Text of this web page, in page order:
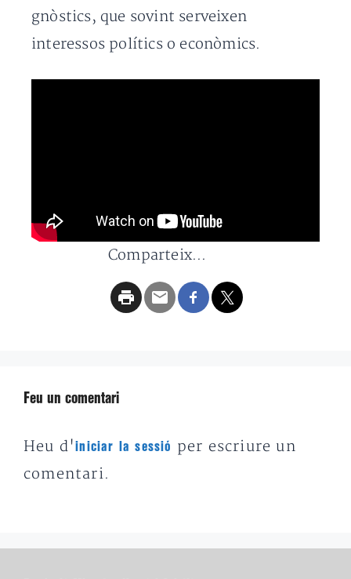
gnòstics, que sovint serveixen
interessos polítics o econòmics.
Comparteix...
Feu un comentari
Heu d'iniciar la sessió
per escriure un
comentari.